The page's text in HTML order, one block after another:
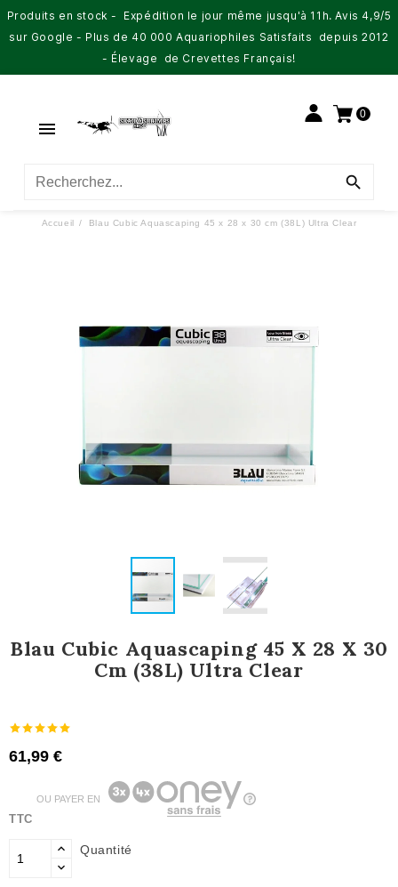
Produits en stock - Expédition le jour même jusqu'à 11h. Avis 4,9/5
sur Google - Plus de 40 000 Aquariophiles Satisfaits depuis 2012
- Élevage de Crevettes Français!

0

Accueil Blau Cubic Aquascaping 45 x 28 x 30 cm (38L) Ultra Clear
Blau Cubic Aquascaping 45 X 28 X 30
Cm (38L) Ultra Clear
61,99 €
TTC
OU PAYER EN
Quantité